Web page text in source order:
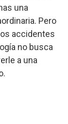
una
Pero
accidentes
no busca
a una